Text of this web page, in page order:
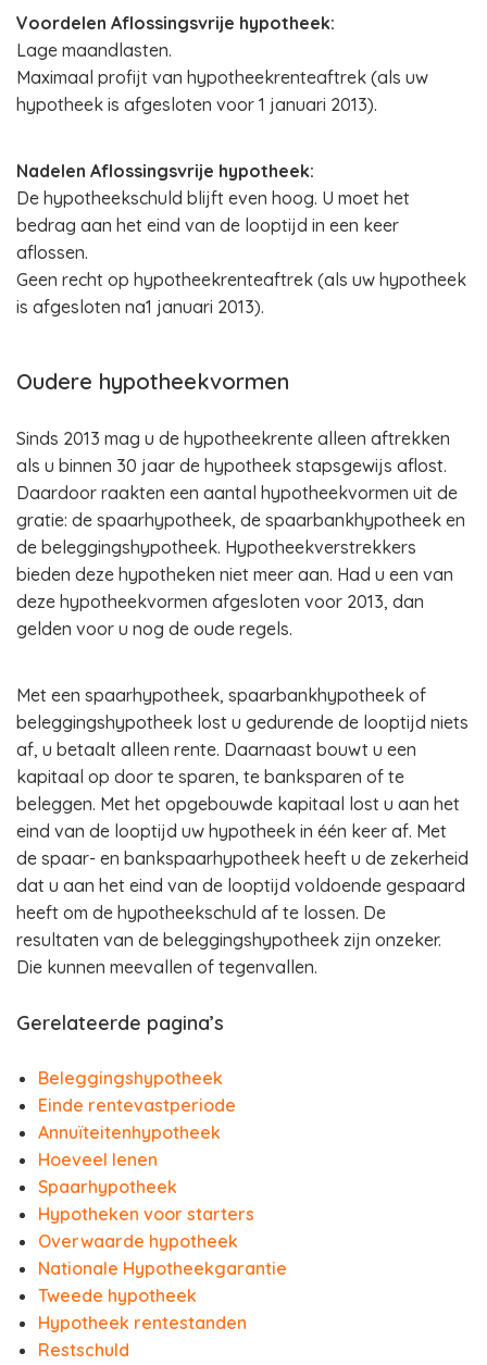
Voordelen Aflossingsvrije hypotheek:
Lage maandlasten.
Maximaal profijt van hypotheekrenteaftrek (als uw
hypotheek is afgesloten voor 1 januari 2013).
Nadelen Aflossingsvrije hypotheek:
De hypotheekschuld blijft even hoog. U moet het
bedrag aan het eind van de looptijd in een keer
aflossen.
Geen recht op hypotheekrenteaftrek (als uw hypotheek
is afgesloten na1 januari 2013).
Oudere hypotheekvormen
Sinds 2013 mag u de hypotheekrente alleen aftrekken
als u binnen 30 jaar de hypotheek stapsgewijs aflost.
Daardoor raakten een aantal hypotheekvormen uit de
gratie: de spaarhypotheek, de spaarbankhypotheek en
de beleggingshypotheek. Hypotheekverstrekkers
bieden deze hypotheken niet meer aan. Had u een van
deze hypotheekvormen afgesloten voor 2013, dan
gelden voor u nog de oude regels.
Met een spaarhypotheek, spaarbankhypotheek of
beleggingshypotheek lost u gedurende de looptijd niets
af, u betaalt alleen rente. Daarnaast bouwt u een
kapitaal op door te sparen, te banksparen of te
beleggen. Met het opgebouwde kapitaal lost u aan het
eind van de looptijd uw hypotheek in één keer af. Met
de spaar- en bankspaarhypotheek heeft u de zekerheid
dat u aan het eind van de looptijd voldoende gespaard
heeft om de hypotheekschuld af te lossen. De
resultaten van de beleggingshypotheek zijn onzeker.
Die kunnen meevallen of tegenvallen.
Gerelateerde pagina’s
Beleggingshypotheek
Einde rentevastperiode
Annuïteitenhypotheek
Hoeveel lenen
Spaarhypotheek
Hypotheken voor starters
Overwaarde hypotheek
Nationale Hypotheekgarantie
Tweede hypotheek
Hypotheek rentestanden
Restschuld